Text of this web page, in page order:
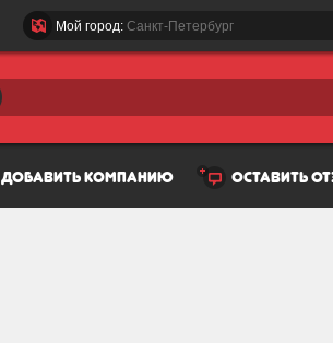
Мой город: Санкт-Петербург
добавить компанию оставить